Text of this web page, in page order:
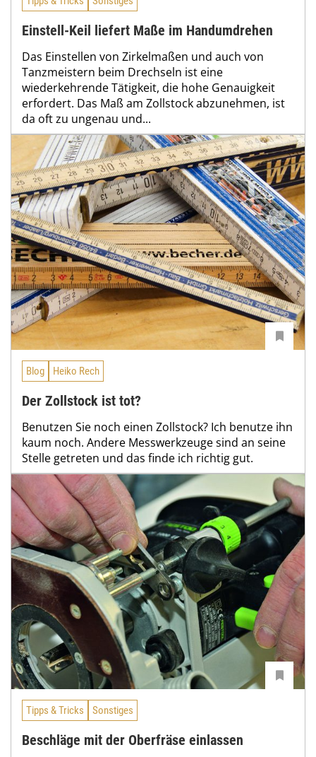
Einstell-Keil liefert Maße im Handumdrehen
Das Einstellen von Zirkelmaßen und auch von
Tanzmeistern beim Drechseln ist eine
wiederkehrende Tätigkeit, die hohe Genauigkeit
erfordert. Das Maß am Zollstock abzunehmen, ist
da oft zu ungenau und...
Blog Heiko Rech
Der Zollstock ist tot?
Benutzen Sie noch einen Zollstock? Ich benutze ihn
kaum noch. Andere Messwerkzeuge sind an seine
Stelle getreten und das finde ich richtig gut.
Tipps & Tricks Sonstiges
Beschläge mit der Oberfräse einlassen